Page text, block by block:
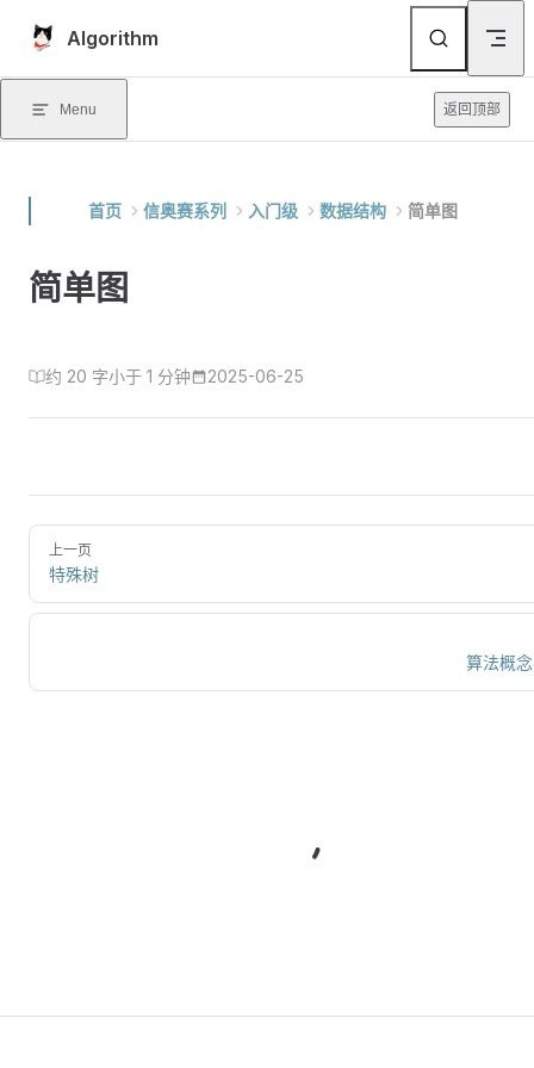
Skip to content
Algorithm
Menu 返回顶部
首页 信奥赛系列 入门级 数据结构 简单图
简单图
约 20 字小于 1 分钟 2025-06-25
上一页
特殊树
算法概